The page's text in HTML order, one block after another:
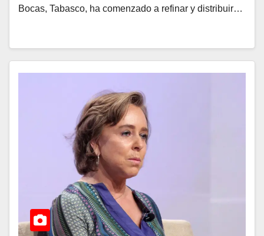
Bocas, Tabasco, ha comenzado a refinar y distribuir…